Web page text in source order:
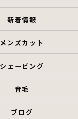
新着情報
メンズカット
シェービング
育毛
ブログ